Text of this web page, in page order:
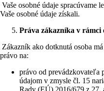
Vaše osobné údaje spracúvame
Vaše osobné údaje získali.
Práva zákazníka v rámci
Zákazník ako dotknutá osoba
právo na:
právo od prevádzkovateľa
údajom v zmysle čl. 15
Rady (EÚ) 2016/679 z 27.